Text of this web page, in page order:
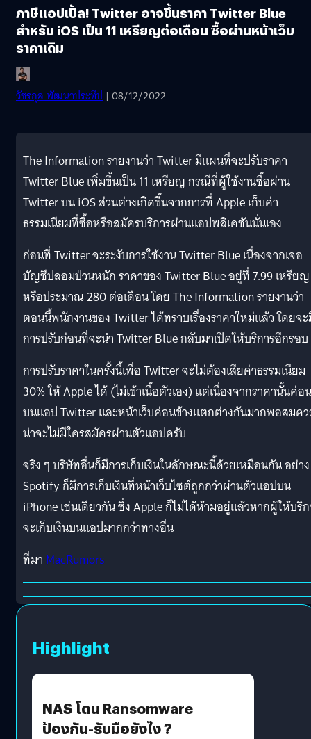
ภาษีแอปเปิ้ล! Twitter อาจขึ้นราคา Twitter Blue
สำหรับ iOS เป็น 11 เหรียญต่อเดือน ซื้อผ่านหน้าเว็บ
ราคาเดิม
วัชรกุล พัฒนาประทีป | 08/12/2022
The Information รายงานว่า Twitter มีแผนที่จะปรับราคา
Twitter Blue เพิ่มขึ้นเป็น 11 เหรียญ กรณีที่ผู้ใช้งานซื้อผ่าน
Twitter บน iOS ส่วนต่างเกิดขึ้นจากการที่ Apple เก็บค่า
ธรรมเนียมที่ซื้อหรือสมัครบริการผ่านแอปพลิเคชันนั่นเอง
ก่อนที่ Twitter จะระงับการใช้งาน Twitter Blue เนื่องจากเจอ
บัญชีปลอมป่วนหนัก ราคาของ Twitter Blue อยู่ที่ 7.99 เหรียญ
หรือประมาณ 280 ต่อเดือน​ โดย The Information รายงานว่า
ตอนนี้พนักงานของ Twitter ได้ทราบเรื่องราคาใหม่แล้ว โดยจ
การปรับก่อนที่จะนำ Twitter Blue กลับมาเปิดให้บริการอีกรอบ
การปรับราคาในครั้งนี้เพื่อ Twitter จะไม่ต้องเสียค่าธรรมเนียม
30% ให้ Apple ได้ (ไม่เข้าเนื้อตัวเอง) แต่เนื่องจากราคานั้นค่อน
บนแอป Twitter และหน้าเว็บค่อนข้างแตกต่างกันมากพอสมค
น่าจะไม่มีใครสมัครผ่านตัวแอปครับ
จริง ๆ บริษัทอื่นก็มีการเก็บเงินในลักษณะนี้ด้วยเหมือนกัน อย่าง
Spotify ก็มีการเก็บเงินที่หน้าเว็บไซต์ถูกกว่าผ่านตัวแอปบน
iPhone เช่นเดียวกัน ซึ่ง Apple ก็ไม่ได้ห้ามอยู่แล้วหากผู้ให้บริ
จะเก็บเงินบนแอปมากกว่าทางอื่น
ที่มาMacRumors
Highlight
NAS โดน Ransomware
ป้องกัน-รับมือยังไง ?